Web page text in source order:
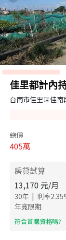
佳里都計內
台南市佳里區佳南
總價
405萬
房貸試算
13,170 元/月
30年 | 利率2.35
年寬限期
​符合首購資格嗎?